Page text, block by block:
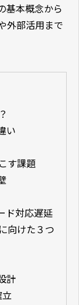
基本概念から
外部活用まで
い
す課題
ド対応遅延
向けた３つ
計